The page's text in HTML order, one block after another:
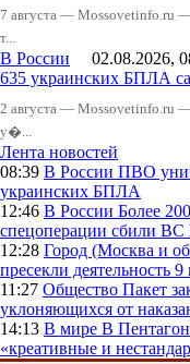
7 августа — Mossovetinfo.ru —
т...
В России 02.08.2026,
635 украинских БПЛА
2 августа — Mossovetinfo.ru
у�...
Лента новостей
08:39 В России ПВО
украинских БПЛА
12:46 В России Более
спецоперации сбили
12:28 Город (Москва и
пресекли деятельность
11:27 Общество Пакет
уклоняющихся от
14:13 В мире В
«креативные и